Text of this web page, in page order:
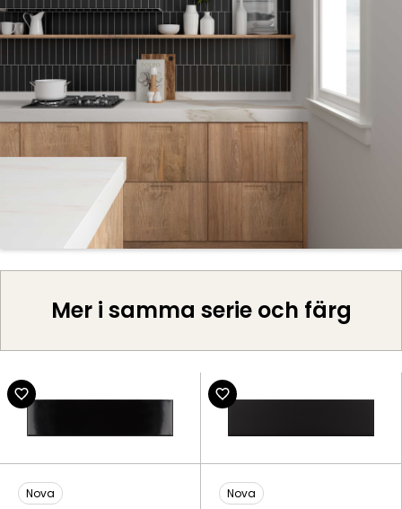
Mer i samma serie och färg
Nova Nova